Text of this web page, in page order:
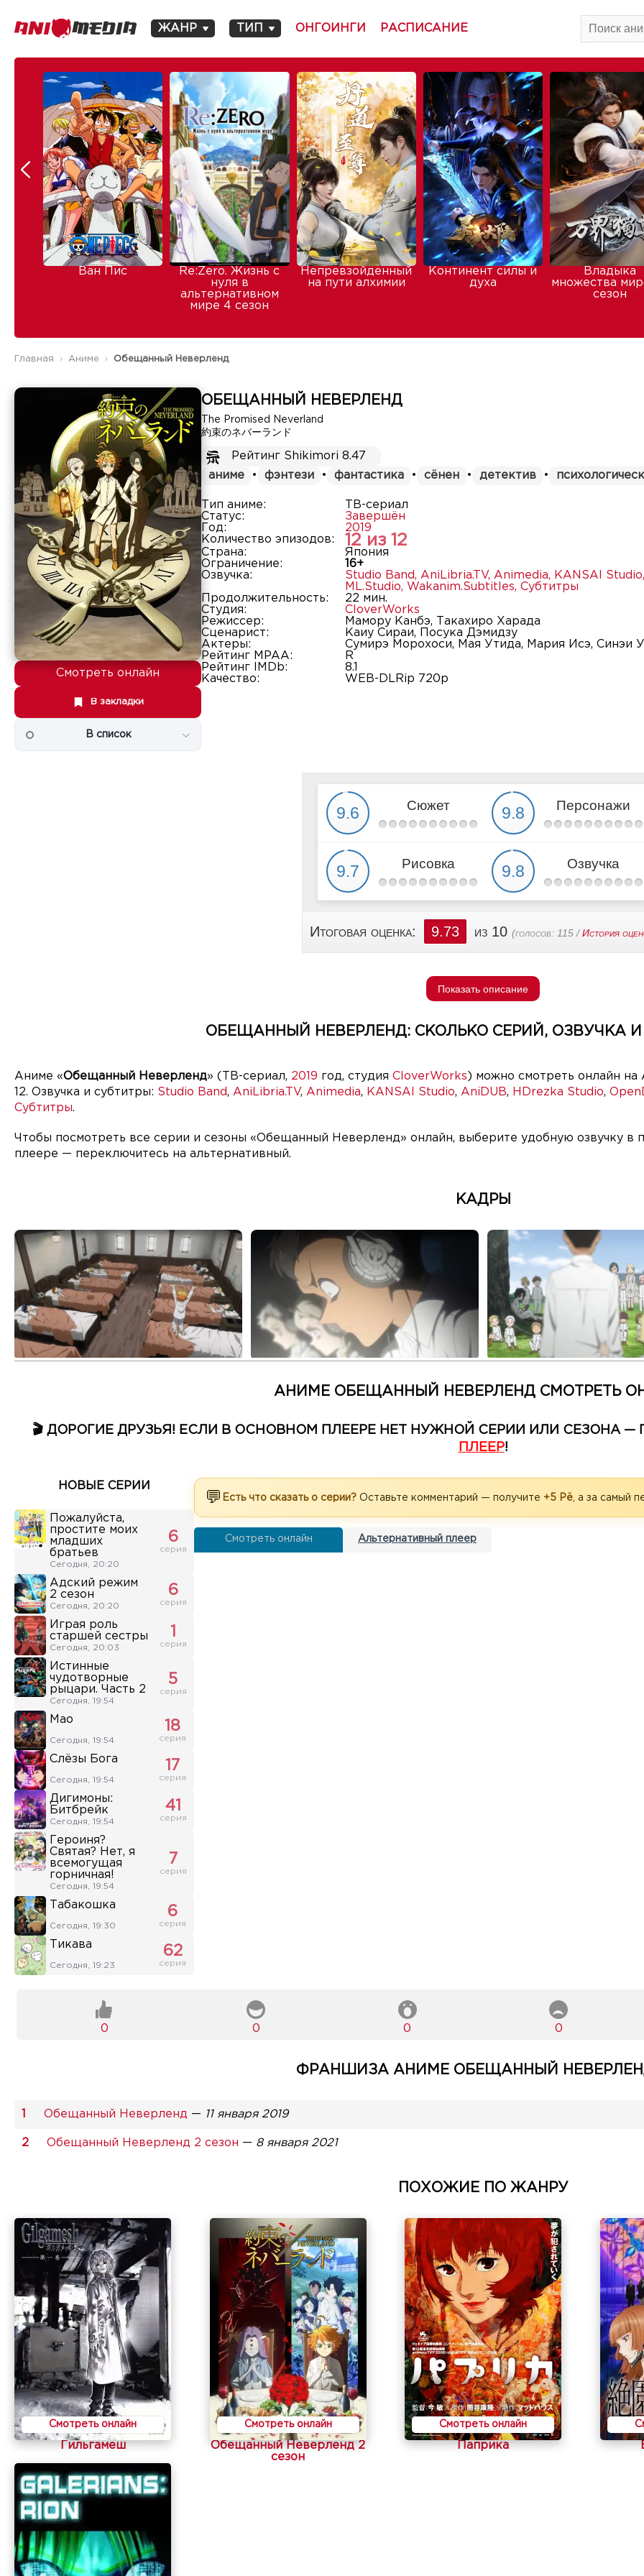
ЖАНР ТИП ОНГОИНГИ РАСПИСАНИЕ
Ван Пис
Re:Zero. Жизнь с
нуля в
альтернативном
мире 4 сезон
Непревзойденный
на пути алхимии
Континент силы и
духа
Владыка
множества
сезон
Главная Аниме Обещанный Неверленд
Смотреть онлайн
В закладки
В список
ОБЕЩАННЫЙ НЕВЕРЛЕНД
The Promised Neverland
約束のネバーランド
Рейтинг Shikimori 8.47
аниме
• фэнтези • фантастика • сёнен • детектив •
Тип аниме:
ТВ-сериал
Статус:
Завершён
Год:
2019
Количество эпизодов:
12 из 12
Страна:
Япония
Ограничение:
16+
Озвучка:
Studio Band, AniLibria.TV, Animedia, KANSAI Studio,
ML.Studio, Wakanim.Subtitles, Субтитры
Продолжительность:
22 мин.
Студия:
CloverWorks
Режиссер:
Мамору Канбэ, Такахиро Харада
Сценарист:
Каиу Сираи, Посука Дэмидзу
Актеры:
Сумирэ Морохоси, Мая Утида, Мария Исэ, Синэи
Рейтинг MPAA:
R
Рейтинг IMDb:
8.1
Качество:
WEB-DLRip 720p
Сюжет Персонажи
Рисовка Озвучка
Итоговая оценка: 9.73 из 10 (голосов: 115/История
Показать описание
ОБЕЩАННЫЙ НЕВЕРЛЕНД: СКОЛЬКО СЕРИЙ, ОЗВУЧКА И
Аниме «Обещанный Неверленд» (ТВ-сериал, 2019 год, студия CloverWorks ) можно смотреть онлайн на
12. Озвучка и субтитры: Studio Band, AniLibria.TV, Animedia, KANSAI Studio, AniDUB, HDrezka Studio,
Субтитры.
Чтобы посмотреть все серии и сезоны «Обещанный Неверленд» онлайн, выберите удобную озвучку в
плеере — переключитесь на альтернативный.
КАДРЫ
АНИМЕ ОБЕЩАННЫЙ НЕВЕРЛЕНД СМОТРЕТЬ
🎬 ДОРОГИЕ ДРУЗЬЯ! ЕСЛИ В ОСНОВНОМ ПЛЕЕРЕ НЕТ НУЖНОЙ СЕРИИ ИЛИ СЕЗОНА —
ПЛЕЕР!
НОВЫЕ СЕРИИ
Пожалуйста,
простите моих
младших
братьев
Сегодня, 20:20
6
серия
Адский режим
2 сезон
Сегодня, 20:20
6
серия
Играя роль
старшей сестры
Сегодня, 20:03 серия
Истинные
чудотворные
рыцари. Часть 2
Сегодня, 19:54
5
серия
Мао
Сегодня, 19:54
18
серия
Слёзы Бога
Сегодня, 19:54
17
серия
Дигимоны:
Битбрейк
Сегодня, 19:54
41
серия
Героиня?
Святая? Нет, я
всемогущая
горничная!
Сегодня, 19:54
7
серия
Табакошка
Сегодня, 19:30
6
серия
Тикава
Сегодня, 19:23
62
серия
💬 Есть что сказать о серии? Оставьте комментарий — получите +5 Рё , а за самый
Смотреть онлайн Альтернативный плеер
0 0 0 0
ФРАНШИЗА АНИМЕ ОБЕЩАННЫЙ
Обещанный Неверленд — 11 января 2019
Обещанный Неверленд 2 сезон — 8 января 2021
ПОХОЖИЕ ПО ЖАНРУ
Смотреть онлайн
Гильгамеш
Смотреть онлайн
Обещанный Неверленд 2
сезон
Смотреть онлайн
Паприка